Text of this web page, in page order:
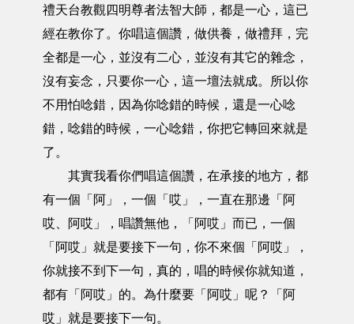
禮天台教觀四明尊者法智大師，都是一心，這已
經在教你了。你唱這個讚，做供養，做禮拜，完
全都是一心，並沒有二心，並沒有其它的雜念，
沒有妄念，只要你一心，這一壇法就成。所以你
不用怕唸錯，因為你唸錯的時候，還是一心唸
錯，唸錯的時候，一心唸錯，你把它轉回來就是
了。
其實我看你們唱這個讚，在承接的地方，都
有一個「阿」，一個「哎」，一直在那邊「阿
哎、阿哎」，唱讚無他，「阿哎」而已，一個
「阿哎」就是要接下一句，你不來個「阿哎」，
你就接不到下一句，真的，唱的時候你就知道，
都有「阿哎」的。為什麼要「阿哎」呢？「阿
哎」就是要接下一句。